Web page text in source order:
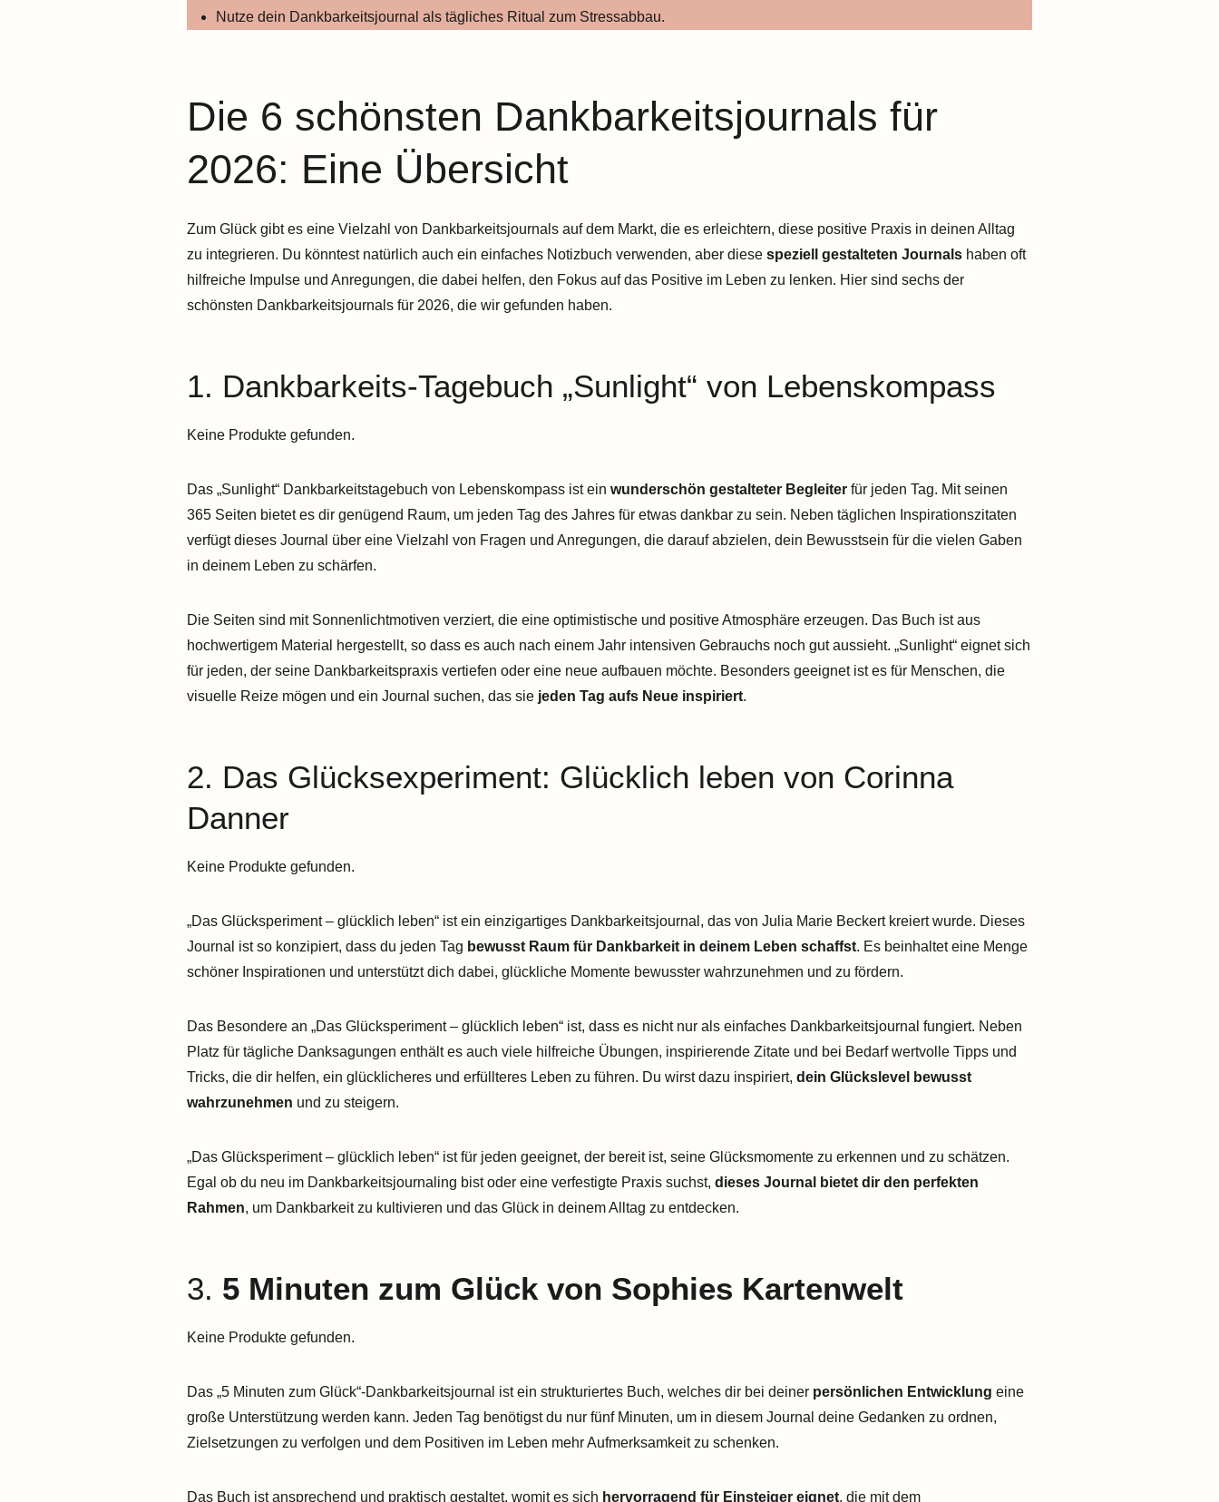
Nutze dein Dankbarkeitsjournal als tägliches Ritual zum Stressabbau.
Die 6 schönsten Dankbarkeitsjournals für
2026: Eine Übersicht
Zum Glück gibt es eine Vielzahl von Dankbarkeitsjournals auf dem Markt, die es erleichtern, diese positive Praxis in deinen Alltag
zu integrieren. Du könntest natürlich auch ein einfaches Notizbuch verwenden, aber diese speziell gestalteten Journals haben oft
hilfreiche Impulse und Anregungen, die dabei helfen, den Fokus auf das Positive im Leben zu lenken. Hier sind sechs der
schönsten Dankbarkeitsjournals für 2026, die wir gefunden haben.
1. Dankbarkeits-Tagebuch „Sunlight“ von Lebenskompass
Keine Produkte gefunden.
Das „Sunlight“ Dankbarkeitstagebuch von Lebenskompass ist ein wunderschön gestalteter Begleiter für jeden Tag. Mit seinen
365 Seiten bietet es dir genügend Raum, um jeden Tag des Jahres für etwas dankbar zu sein. Neben täglichen Inspirationszitaten
verfügt dieses Journal über eine Vielzahl von Fragen und Anregungen, die darauf abzielen, dein Bewusstsein für die vielen Gaben
in deinem Leben zu schärfen.
Die Seiten sind mit Sonnenlichtmotiven verziert, die eine optimistische und positive Atmosphäre erzeugen. Das Buch ist aus
hochwertigem Material hergestellt, so dass es auch nach einem Jahr intensiven Gebrauchs noch gut aussieht. „Sunlight“ eignet sich
für jeden, der seine Dankbarkeitspraxis vertiefen oder eine neue aufbauen möchte. Besonders geeignet ist es für Menschen, die
visuelle Reize mögen und ein Journal suchen, das sie jeden Tag aufs Neue inspiriert.
2. Das Glücksexperiment: Glücklich leben von Corinna
Danner
Keine Produkte gefunden.
„Das Glücksperiment – glücklich leben“ ist ein einzigartiges Dankbarkeitsjournal, das von Julia Marie Beckert kreiert wurde. Dieses
Journal ist so konzipiert, dass du jeden Tag bewusst Raum für Dankbarkeit in deinem Leben schaffst. Es beinhaltet eine Menge
schöner Inspirationen und unterstützt dich dabei, glückliche Momente bewusster wahrzunehmen und zu fördern.
Das Besondere an „Das Glücksperiment – glücklich leben“ ist, dass es nicht nur als einfaches Dankbarkeitsjournal fungiert. Neben
Platz für tägliche Danksagungen enthält es auch viele hilfreiche Übungen, inspirierende Zitate und bei Bedarf wertvolle Tipps und
Tricks, die dir helfen, ein glücklicheres und erfüllteres Leben zu führen. Du wirst dazu inspiriert, dein Glückslevel bewusst
wahrzunehmen und zu steigern.
„Das Glücksperiment – glücklich leben“ ist für jeden geeignet, der bereit ist, seine Glücksmomente zu erkennen und zu schätzen.
Egal ob du neu im Dankbarkeitsjournaling bist oder eine verfestigte Praxis suchst, dieses Journal bietet dir den perfekten
Rahmen, um Dankbarkeit zu kultivieren und das Glück in deinem Alltag zu entdecken.
3. 5 Minuten zum Glück von Sophies Kartenwelt
Keine Produkte gefunden.
Das „5 Minuten zum Glück“-Dankbarkeitsjournal ist ein strukturiertes Buch, welches dir bei deiner persönlichen Entwicklung eine
große Unterstützung werden kann. Jeden Tag benötigst du nur fünf Minuten, um in diesem Journal deine Gedanken zu ordnen,
Zielsetzungen zu verfolgen und dem Positiven im Leben mehr Aufmerksamkeit zu schenken.
Das Buch ist ansprechend und praktisch gestaltet, womit es sich hervorragend für Einsteiger eignet, die mit dem